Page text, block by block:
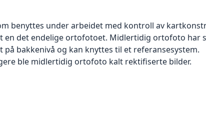
benyttes under arbeidet med kontroll av
det endelige ortofotoet. Midlertidig ortofoto har
bakkenivå og kan knyttes til et referansesystem.
ble midlertidig ortofoto kalt rektifiserte bilder.